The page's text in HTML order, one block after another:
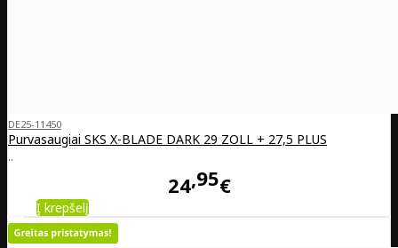
DE25-11450
Purvasaugiai SKS X-BLADE DARK 29 ZOLL + 27,5 PLUS
..
24 95€
Į krepšelį